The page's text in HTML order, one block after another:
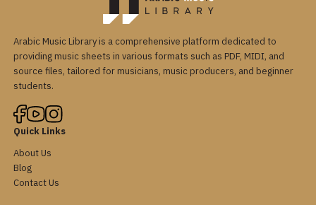
Arabic Music Library is a comprehensive platform dedicated to
providing music sheets in various formats such as PDF, MIDI, and
source files, tailored for musicians, music producers, and beginner
students.
Quick Links
About Us
Blog
Contact Us